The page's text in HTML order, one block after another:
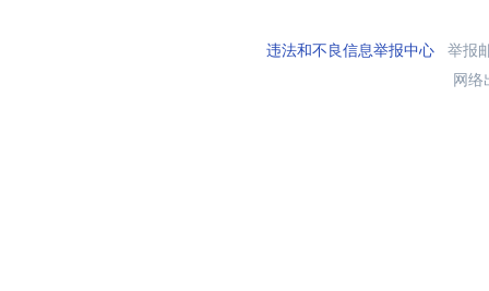
违法和不良信息举报中心举报
网